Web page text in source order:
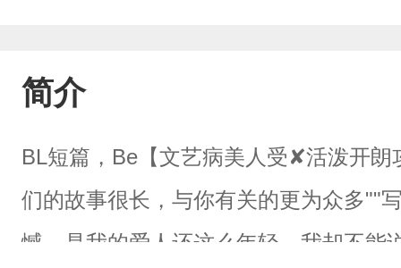
简介
BL短篇，Be【文艺病美人受✘活泼开
们的故事很长，与你有关的更为众多""
憾，是我的爱人还这么年轻，我却不能